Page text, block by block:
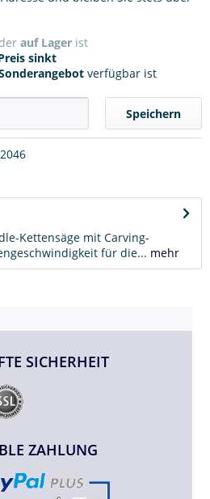
auf Lager ist
sinkt
verfügbar ist
Speichern
Kettensäge mit Carving-
für die... mehr
SICHERHEIT
ZAHLUNG